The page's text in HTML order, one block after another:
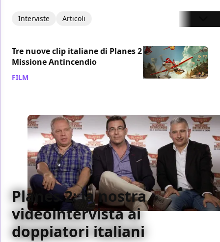
Interviste Articoli
Tre nuove clip italiane di Planes 2 –
Missione Antincendio
FILM
Planes 2: la nostra
videointervista ai
doppiatori italiani